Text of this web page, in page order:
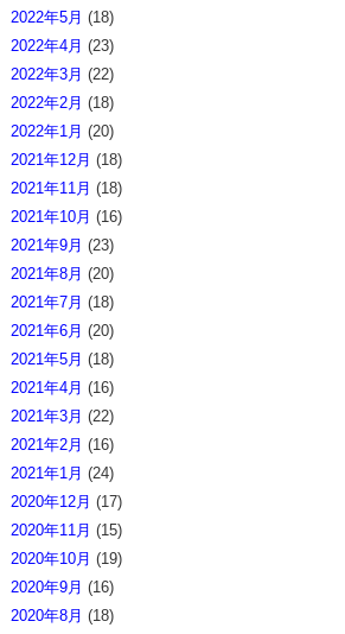
2022年5月 (18)
2022年4月 (23)
2022年3月 (22)
2022年2月 (18)
2022年1月 (20)
2021年12月 (18)
2021年11月 (18)
2021年10月 (16)
2021年9月 (23)
2021年8月 (20)
2021年7月 (18)
2021年6月 (20)
2021年5月 (18)
2021年4月 (16)
2021年3月 (22)
2021年2月 (16)
2021年1月 (24)
2020年12月 (17)
2020年11月 (15)
2020年10月 (19)
2020年9月 (16)
2020年8月 (18)